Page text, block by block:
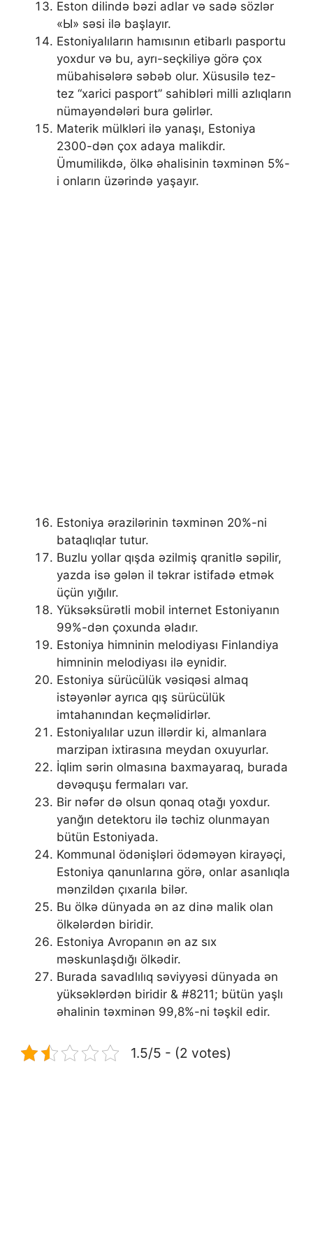
Eston dilində bəzi adlar və sadə sözlər
«Ы» səsi ilə başlayır.
Estoniyalıların hamısının etibarlı pasportu
yoxdur və bu, ayrı-seçkiliyə görə çox
mübahisələrə səbəb olur. Xüsusilə tez-
tez “xarici pasport” sahibləri milli azlıqların
nümayəndələri bura gəlirlər.
Materik mülkləri ilə yanaşı, Estoniya
2300-dən çox adaya malikdir.
Ümumilikdə, ölkə əhalisinin təxminən 5%-
i onların üzərində yaşayır.
Estoniya ərazilərinin təxminən 20%-ni
bataqlıqlar tutur.
Buzlu yollar qışda əzilmiş qranitlə səpilir,
yazda isə gələn il təkrar istifadə etmək
üçün yığılır.
Yüksəksürətli mobil internet Estoniyanın
99%-dən çoxunda əladır.
Estoniya himninin melodiyası Finlandiya
himninin melodiyası ilə eynidir.
Estoniya sürücülük vəsiqəsi almaq
istəyənlər ayrıca qış sürücülük
imtahanından keçməlidirlər.
Estoniyalılar uzun illərdir ki, almanlara
marzipan ixtirasına meydan oxuyurlar.
İqlim sərin olmasına baxmayaraq, burada
dəvəquşu fermaları var.
Bir nəfər də olsun qonaq otağı yoxdur.
yanğın detektoru ilə təchiz olunmayan
bütün Estoniyada.
Kommunal ödənişləri ödəməyən kirayəçi,
Estoniya qanunlarına görə, onlar asanlıqla
mənzildən çıxarıla bilər.
Bu ölkə dünyada ən az dinə malik olan
ölkələrdən biridir.
Estoniya Avropanın ən az sıx
məskunlaşdığı ölkədir.
Burada savadlılıq səviyyəsi dünyada ən
yüksəklərdən biridir & #8211; bütün yaşlı
əhalinin təxminən 99,8%-ni təşkil edir.
1.5/5 - (2 votes)